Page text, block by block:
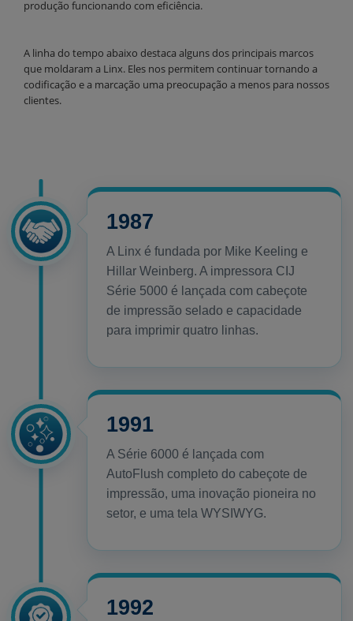
produção funcionando com eficiência.
A linha do tempo abaixo destaca alguns dos principais marcos
que moldaram a Linx. Eles nos permitem continuar tornando a
codificação e a marcação uma preocupação a menos para nossos
clientes.
1987
A Linx é fundada por Mike Keeling e
Hillar Weinberg. A impressora CIJ
Série 5000 é lançada com cabeçote
de impressão selado e capacidade
para imprimir quatro linhas.
1991
A Série 6000 é lançada com
AutoFlush completo do cabeçote de
impressão, uma inovação pioneira no
setor, e uma tela WYSIWYG.
1992